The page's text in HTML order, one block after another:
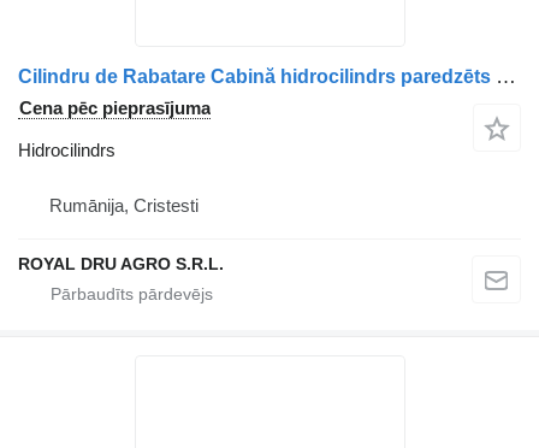
Cilindru de Rabatare Cabină hidrocilindrs paredzēts MAN 85417236031 / 8541723-6031-12 kravas automašīnas
Cena pēc pieprasījuma
Hidrocilindrs
Rumānija, Cristesti
ROYAL DRU AGRO S.R.L.